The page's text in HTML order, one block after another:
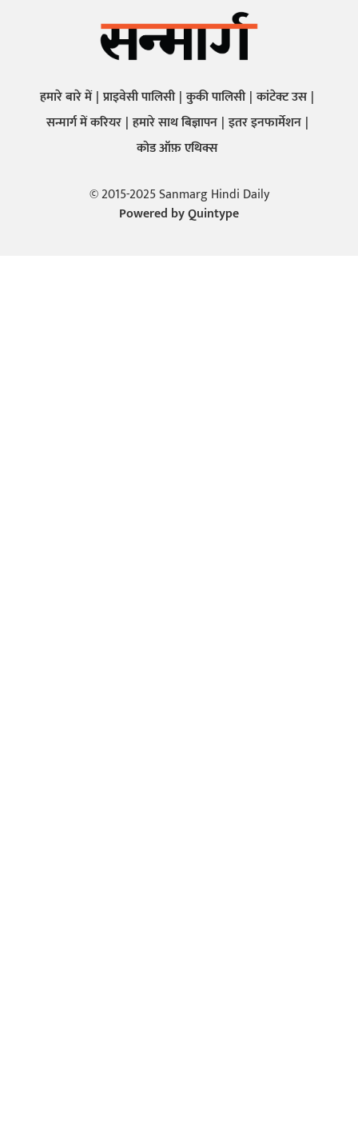
हमारे बारे में प्राइवेसी पालिसी कुकी पालिसी कांटेक्ट उस
सन्मार्ग में करियर हमारे साथ बिज्ञापन इतर इनफार्मेशन
कोड ऑफ़ एथिक्स
© 2015-2025 Sanmarg Hindi Daily
Powered byQuintype